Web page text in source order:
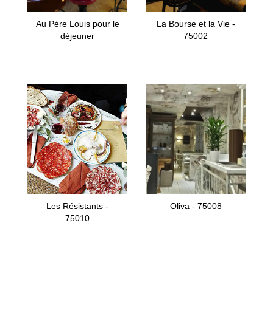
Au Père Louis pour le
déjeuner
La Bourse et la Vie -
75002
Les Résistants -
75010
Oliva - 75008